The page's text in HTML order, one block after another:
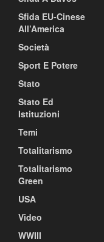
Sfida EU-Cinese
All’America
Società
Sport E Potere
Stato
Stato Ed
Istituzioni
Temi
Totalitarismo
Totalitarismo
Green
USA
Video
WWIII